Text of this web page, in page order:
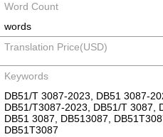
Word Count
words
Translation Price(USD)
Keywords
DB51/T 3087-2023, DB51 3087-
DB51/T3087-2023, DB51/T 3087,
DB51 3087, DB513087,
DB51T3087